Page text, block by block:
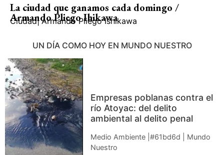
La ciudad que ganamos cada domingo /
Armando Pliego Ihikawa
Ciudad| Armando Pliego Ishikawa
UN DÍA COMO HOY EN MUNDO NUESTRO
Empresas poblanas contra el
río Atoyac: del delito
ambiental al delito penal
Medio Ambiente |#61bd6d | Mundo
Nuestro